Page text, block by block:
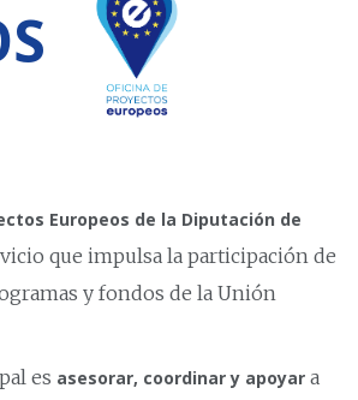
Europeos de la Diputación de
que impulsa la participación de
y fondos de la Unión
es asesorar, coordinar y apoyar a